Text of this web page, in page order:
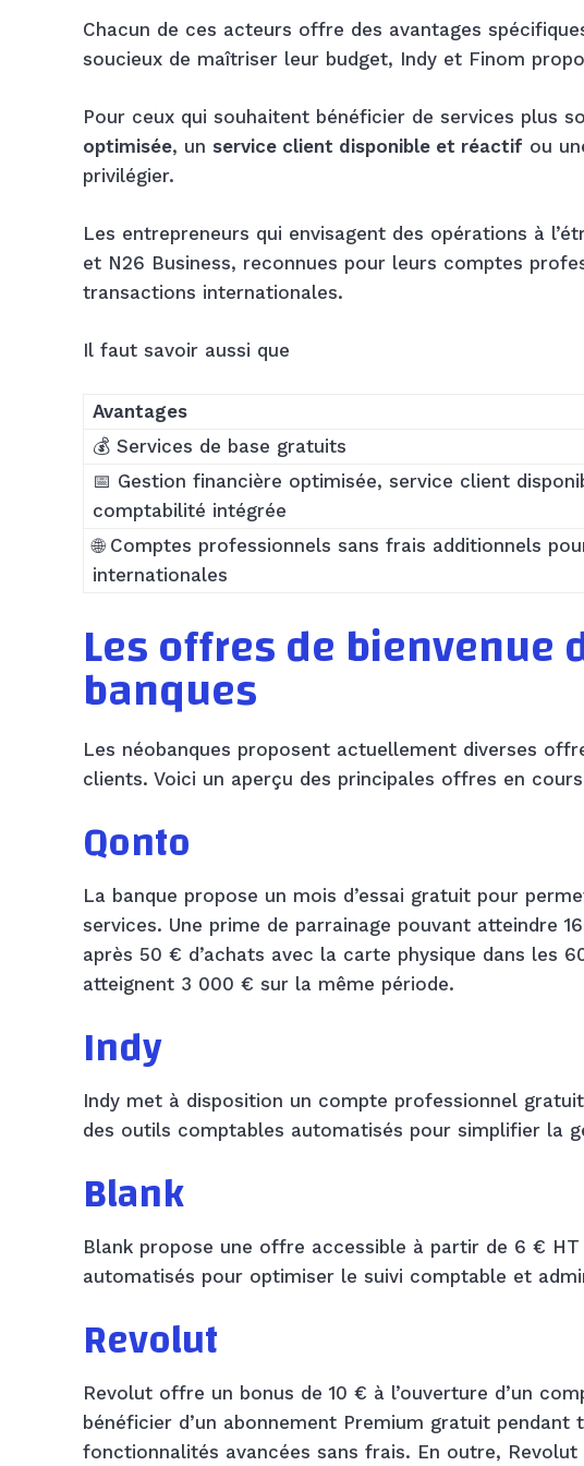
Chacun de ces acteurs offre des avantages
soucieux de maîtriser leur budget, Indy et Finom
Pour ceux qui souhaitent bénéficier de services plus
optimisée, un service client disponible et réactif ou
privilégier.
Les entrepreneurs qui envisagent des opérations à
et N26 Business, reconnues pour leurs comptes
transactions internationales.
Il faut savoir aussi que
Avantages
💰 Services de base gratuits
📅 Gestion financière optimisée, service client
comptabilité intégrée
🌐 Comptes professionnels sans frais additionnels
internationales
Les offres de bienvenue
banques
Les néobanques proposent actuellement diverses
clients. Voici un aperçu des principales offres en
Qonto
La banque propose un mois d’essai gratuit pour
services. Une prime de parrainage pouvant atteindre
après 50 € d’achats avec la carte physique dans les
atteignent 3 000 € sur la même période.
Indy
Indy met à disposition un compte professionnel
des outils comptables automatisés pour simplifier la
Blank
Blank propose une offre accessible à partir de 6 €
automatisés pour optimiser le suivi comptable et
Revolut
Revolut offre un bonus de 10 € à l’ouverture d’un
bénéficier d’un abonnement Premium gratuit
fonctionnalités avancées sans frais. En outre,